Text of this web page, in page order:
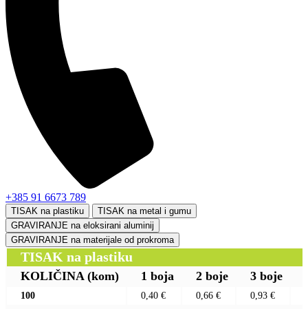
+385 91 6673 789
TISAK na plastiku
TISAK na metal i gumu
GRAVIRANJE na eloksirani aluminij
GRAVIRANJE na materijale od prokroma
TISAK na plastiku
KOLIČINA (kom) 1 boja 2 boje 3 boje
100 0,40 € 0,66 € 0,93 €